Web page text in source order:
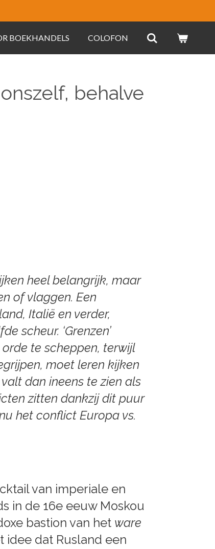
BOEKHANDELS COLOFON
behalve
heel belangrijk, maar
of vlaggen. Een
Italië en verder,
scheur. ‘Grenzen’
te scheppen, terwijl
moet leren kijken
dan ineens te zien als
zitten dankzij dit puur
het conflict Europa vs.
van imperiale en
in de 16e eeuw Moskou
bastion van het ware
dat Rusland een